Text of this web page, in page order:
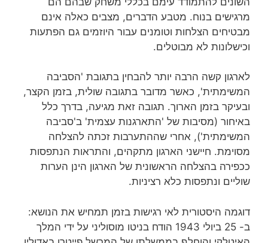
מרגישים בנוח. מטבע הדברים, מצבים כאלה אינם
מבטיחים הצלחות וטומנים עבור היוזמים גם הפתעות
וכישלונות לא מבוטלים.
לארגון קשה הרבה יותר להבחין בתגובת 'הסביבה
המשימתית', כאשר מדובר בתגובה שולית, בזמן הקצר,
ובעיקר בזמן הארוך. תגובה זאת מגיעה, בדרך כלל
באיחור (מסיבות של 'התארגנות עצמית' ב'סביבה
המשימתית'), אחרי שההתערבות זכתה להצלחה
מסוימת. חיישני הארגון מתקהים, והתראות הנתפסות
ככפירה בהצלחה הראשונית של הארגון הינן הערות
שוליים ונתפסות כלא רציניות.
דוגמה היסטורית לאי רגישות בזמן תמחיש את הנושא:
ב- 25 ביולי 1943 הודח בניטו מוסוליני על ידי המלך